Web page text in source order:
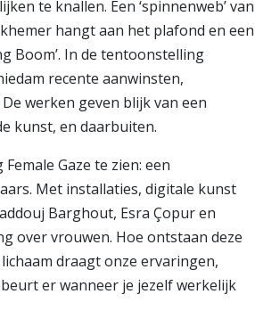
te knallen. Een ‘spinnenweb’ van
hangt aan het plafond en een
Boom’. In de tentoonstelling
recente aanwinsten,
werken geven blijk van een
kunst, en daarbuiten.
Gaze te zien: een
Met installaties, digitale kunst
Barghout, Esra Çopur en
over vrouwen. Hoe ontstaan deze
draagt onze ervaringen,
er wanneer je jezelf werkelijk